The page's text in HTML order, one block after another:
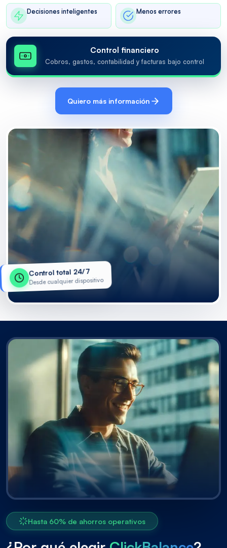
Control total 24/7
Desde cualquier dispositivo
Decisiones inteligentes Menos errores
Control financiero
Cobros, gastos, contabilidad y facturas bajo control
Quiero más información
Hasta 60% de ahorros operativos